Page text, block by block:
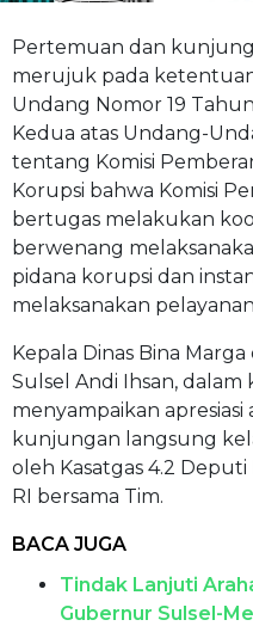
Pertemuan dan
merujuk pada
Undang Nomor 19
Kedua atas Undang-
tentang Komisi
Korupsi bahwa Komisi
bertugas melakukan
berwenang
pidana korupsi dan
melaksanakan
Kepala Dinas Bina
Sulsel Andi Ihsan, dalam
menyampaikan
kunjungan langsung
oleh Kasatgas 4.2
RI bersama Tim.
BACA JUGA
Tindak Lanjuti
Gubernur Sulsel-